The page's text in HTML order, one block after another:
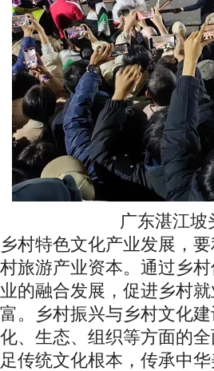
广东湛江
乡村特色文化产业发展，
村旅游产业资本。通过乡
业的融合发展，促进乡村
富。乡村振兴与乡村文化
化、生态、组织等方面的
足传统文化根本，传承中